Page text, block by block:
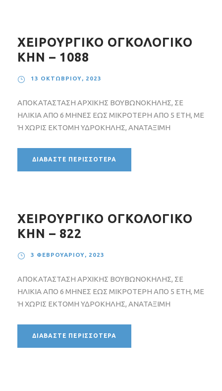
ΧΕΙΡΟΥΡΓΙΚΟ ΟΓΚΟΛΟΓΙΚΟ
ΚΗΝ – 1088
13 ΟΚΤΩΒΡΊΟΥ, 2023
ΑΠΟΚΑΤΑΣΤΑΣΗ ΑΡΧΙΚΗΣ ΒΟΥΒΩΝΟΚΗΛΗΣ, ΣΕ
ΗΛΙΚΙΑ ΑΠΟ 6 ΜΗΝΕΣ ΕΩΣ ΜΙΚΡΟΤΕΡΗ ΑΠΟ 5 ΕΤΗ, ΜΕ
Ή ΧΩΡΙΣ ΕΚΤΟΜΗ ΥΔΡΟΚΗΛΗΣ, ΑΝΑΤΑΞΙΜΗ
ΔΙΑΒΆΣΤΕ ΠΕΡΙΣΣΌΤΕΡΑ
ΧΕΙΡΟΥΡΓΙΚΟ ΟΓΚΟΛΟΓΙΚΟ
ΚΗΝ – 822
3 ΦΕΒΡΟΥΑΡΊΟΥ, 2023
ΑΠΟΚΑΤΑΣΤΑΣΗ ΑΡΧΙΚΗΣ ΒΟΥΒΩΝΟΚΗΛΗΣ, ΣΕ
ΗΛΙΚΙΑ ΑΠΟ 6 ΜΗΝΕΣ ΕΩΣ ΜΙΚΡΟΤΕΡΗ ΑΠΟ 5 ΕΤΗ, ΜΕ
Ή ΧΩΡΙΣ ΕΚΤΟΜΗ ΥΔΡΟΚΗΛΗΣ, ΑΝΑΤΑΞΙΜΗ
ΔΙΑΒΆΣΤΕ ΠΕΡΙΣΣΌΤΕΡΑ